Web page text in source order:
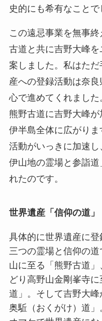
史的にも希有なことで
この遠忌事業を無事
古道と共に吉野大峰
案しました。私はた
産への登録活動は奈
心で進めてくれました
熊野古道に吉野大峰
伊半島全体に広がり
活動がいっきに加速
伊山地の霊場と参詣
れたのです。
世界遺産「信仰の道」
具体的に世界遺産に
三つの霊場と信仰の
山に至る「熊野古道
どり高野山金剛峯寺に
道」。そして吉野大
奥駈（おくがけ）道